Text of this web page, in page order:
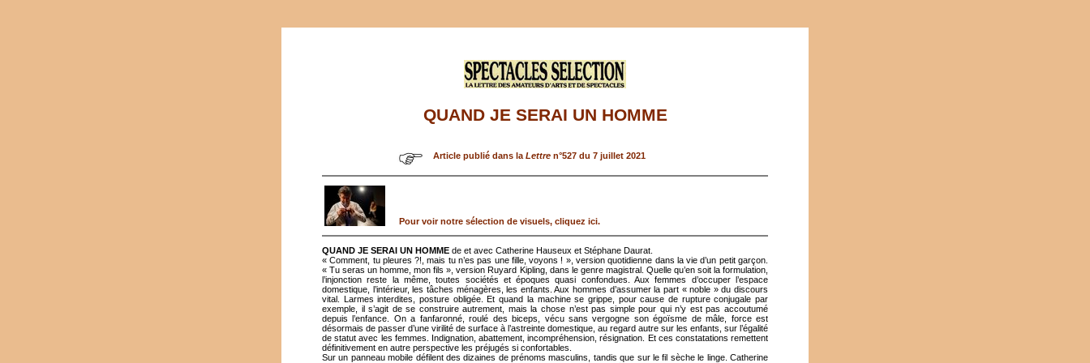
QUAND JE SERAI UN HOMME
Article publié dans la Lettre n°527 du 7 juillet 2021
Pour voir notre sélection de visuels, cliquez ici.
QUAND JE SERAI UN HOMME de et avec Catherine Hauseux et Stéphane Daurat.
« Comment, tu pleures ?!, mais tu n’es pas une fille, voyons ! », version quotidienne dans la vie d’un petit garçon.
« Tu seras un homme, mon fils », version Ruyard Kipling, dans le genre magistral. Quelle qu’en soit la formulation,
l’injonction reste la même, toutes sociétés et époques quasi confondues. Aux femmes d’occuper l’espace
domestique, l’intérieur, les tâches ménagères, les enfants. Aux hommes d’assumer la part « noble » du discours
vital. Larmes interdites, posture obligée. Et quand la machine se grippe, pour cause de rupture conjugale par
exemple, il s’agit de se construire autrement, mais la chose n’est pas simple pour qui n’y est pas accoutumé
depuis l’enfance. On a fanfaronné, roulé des biceps, vécu sans vergogne son égoïsme de mâle, force est
désormais de passer d’une virilité de surface à l’astreinte domestique, au regard autre sur les enfants, sur l’égalité
de statut avec les femmes. Indignation, abattement, incompréhension, résignation. Et ces constatations remettent
définitivement en autre perspective les préjugés si confortables.
Sur un panneau mobile défilent des dizaines de prénoms masculins, tandis que sur le fil sèche le linge. Catherine